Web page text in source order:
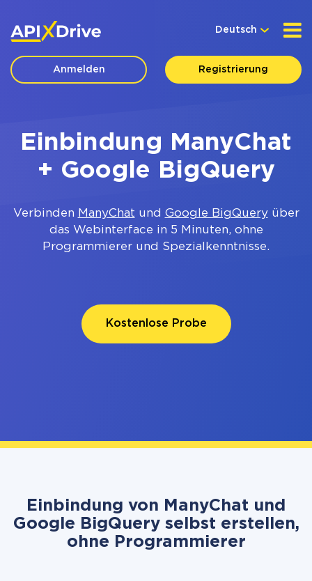
Deutsch
Anmelden Registrierung
Einbindung ManyChat
+ Google BigQuery
Verbinden ManyChat und Google BigQueryüber
das Webinterface in 5 Minuten, ohne
Programmierer und Spezialkenntnisse.
Kostenlose Probe
Einbindung von ManyChat und
Google BigQuery selbst erstellen,
ohne Programmierer